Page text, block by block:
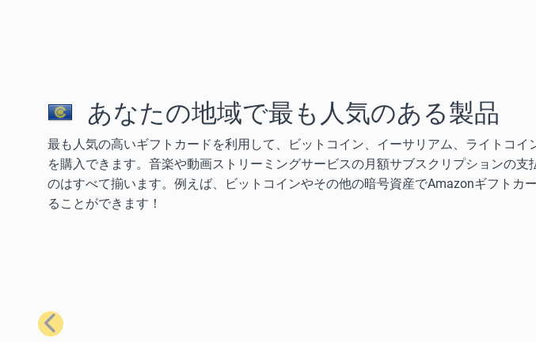
あなたの地域で最も人気のある製品
最も人気の高いギフトカードを利用して、ビットコイン、イーサリアム、ライトコ
を購入できます。音楽や動画ストリーミングサービスの月額サブスクリプションの
のはすべて揃います。例えば、ビットコインやその他の暗号資産でAmazonギフトカ
ることができます！
前へ